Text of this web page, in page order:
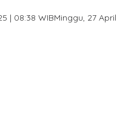
| 08:38 WIBMinggu, 27 April